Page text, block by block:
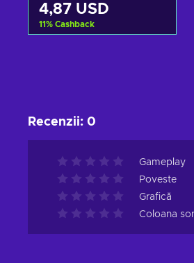
4,87 USD
11% Cashback
Recenzii: 0
Gameplay
Poveste
Grafică
Coloana